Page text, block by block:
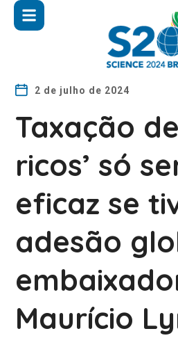
2 de julho de 2024
Taxação
ricos’ só
eficaz se
adesão
Maurício